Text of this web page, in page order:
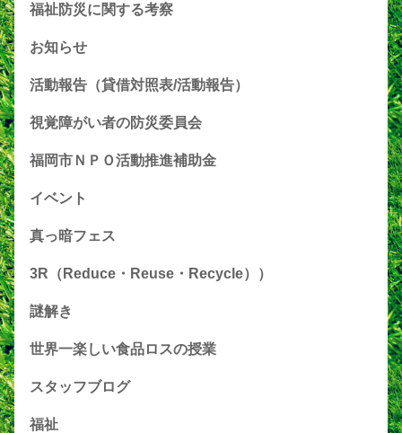
福祉防災に関する考察
お知らせ
活動報告（貸借対照表/活動報告）
視覚障がい者の防災委員会
福岡市ＮＰＯ活動推進補助金
イベント
真っ暗フェス
3R（Reduce・Reuse・Recycle））
謎解き
世界一楽しい食品ロスの授業
スタッフブログ
福祉